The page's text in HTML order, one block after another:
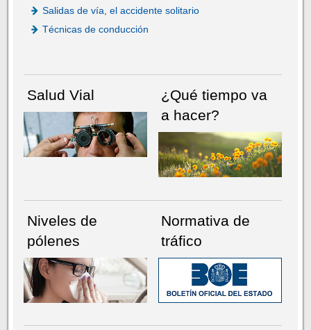
Salidas de vía, el accidente solitario
Técnicas de conducción
Salud Vial
¿Qué tiempo va
a hacer?
Niveles de
pólenes
Normativa de
tráfico